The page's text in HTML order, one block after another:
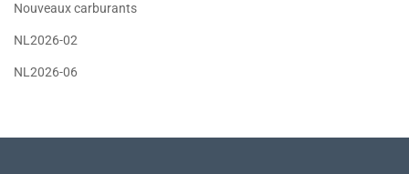
Nouveaux carburants
NL2026-02
NL2026-06